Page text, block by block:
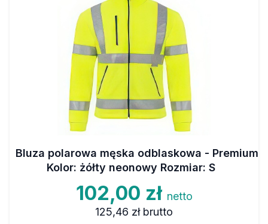
Bluza polarowa męska odblaskowa - Premium
Kolor: żółty neonowy Rozmiar: S
102,00 zł netto
125,46 zł brutto